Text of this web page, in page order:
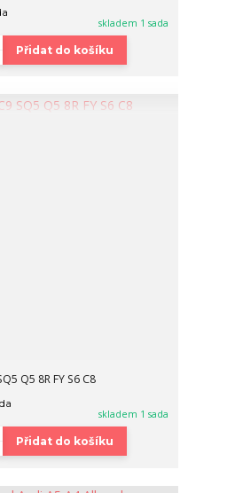
skladem 1 sada
Přidat do košíku
Q5 8R FY S6 C8
skladem 1 sada
Přidat do košíku